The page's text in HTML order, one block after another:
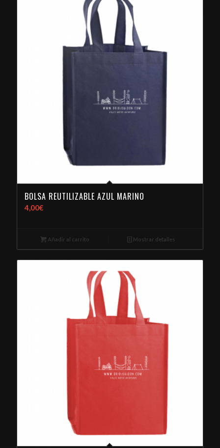
BOLSA REUTILIZABLE AZUL MARINO
4,00€
Añadir al carrito Mostrar detalles